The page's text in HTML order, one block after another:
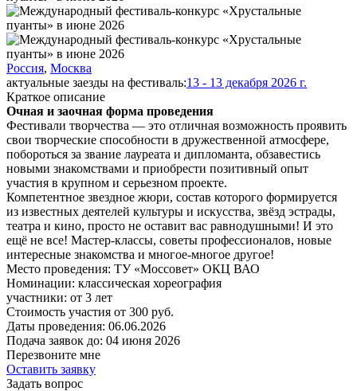
Россия, Москва
актуальные заезды на фестиваль:13 - 13 декабря 2026 г.
Краткое описание
Очная и заочная форма проведения
Фестивали творчества — это отличная возможность проявить
свои творческие способности в дружественной атмосфере,
побороться за звание лауреата и дипломанта, обзавестись
новыми знакомствами и приобрести позитивный опыт
участия в крупном и серьезном проекте.
Компетентное звездное жюри, состав которого формируется
из известных деятелей культуры и искусства, звёзд эстрады,
театра и кино, просто не оставит вас равнодушными! И это
ещё не все! Мастер-классы, советы профессионалов, новые
интересные знакомства и многое-многое другое!
Место проведения: ТУ «Моссовет» ОКЦ ВАО
Номинации: классическая хореография
участники: от 3 лет
Стоимость участия от 300 руб.
Даты проведения: 06.06.2026
Подача заявок до: 04 июня 2026
Перезвоните мне
Оставить заявку
Задать вопрос